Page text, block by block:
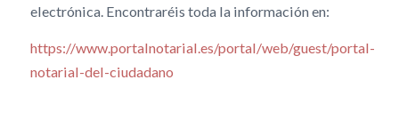
electrónica. Encontraréis toda la información en:
https://www.portalnotarial.es/portal/web/guest/portal-
notarial-del-ciudadano